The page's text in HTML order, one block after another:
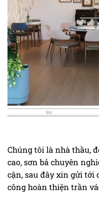
Chúng tôi là nhà thầu,
cao, sơn bả chuyên
cận, sau đây xin gửi tới
công hoàn thiện trần